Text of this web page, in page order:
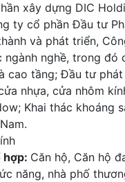
xây dựng DIC
ty cổ phần Đầu tư
và phát triển,
ngành nghề, trong
cao tầng; Đầu tư
nhựa, cửa nhôm
Khai thác khoáng
hợp: Căn hộ, Căn hộ
năng, nhà phố